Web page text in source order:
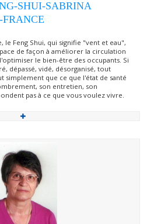
SHUI-SABRINA
le Feng Shui, qui signifie "vent et eau",
de façon à améliorer la circulation
le bien-être des occupants. Si
dépassé, vidé, désorganisé, tout
simplement que ce que l'état de santé
son entretien, son
pas à ce que vous voulez vivre.